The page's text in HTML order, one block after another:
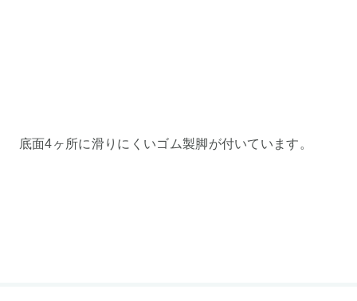
底面4ヶ所に滑りにくいゴム製脚が付いています。